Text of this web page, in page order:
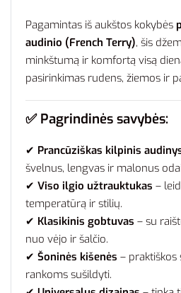
Pagamintas iš aukštos kokybės
audinio (French Terry), šis
minkštumą ir komfortą visą
pasirinkimas rudens, žiemos ir
✅ Pagrindinės savybės:
✔ Prancūziškas kilpinis
švelnus, lengvas ir malonus
✔ Viso ilgio užtrauktukas –
temperatūrą ir stilių.
✔ Klasikinis gobtuvas – su
nuo vėjo ir šalčio.
✔ Šoninės kišenės –
rankoms sušildyti.